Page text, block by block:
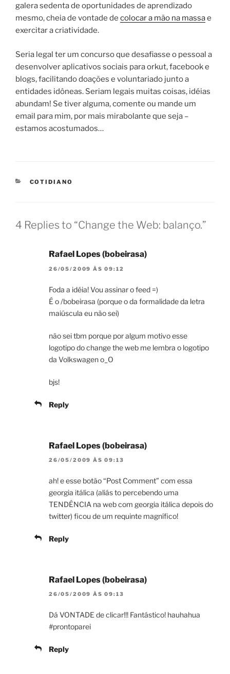
galera sedenta de oportunidades de aprendizado
mesmo, cheia de vontade de colocar a mão na massae
exercitar a criatividade.
Seria legal ter um concurso que desafiasse o pessoal a
desenvolver aplicativos sociais para orkut, facebook e
blogs, facilitando doações e voluntariado junto a
entidades idôneas. Seriam legais muitas coisas, idéias
abundam! Se tiver alguma, comente ou mande um
email para mim, por mais mirabolante que seja –
estamos acostumados…
CATEGORIES
COTIDIANO
4 Replies to “Change the Web: balanço.”
Rafael Lopes (bobeirasa)
26/05/2009 ÀS 09:12
Foda a idéia! Vou assinar o feed =)
É o /bobeirasa (porque o da formalidade da letra
maiúscula eu não sei)
não sei tbm porque por algum motivo esse
logotipo do change the web me lembra o logotipo
da Volkswagen o_O
bjs!
Reply
Rafael Lopes (bobeirasa)
26/05/2009 ÀS 09:13
ah! e esse botão “Post Comment” com essa
georgia itálica (aliás to percebendo uma
TENDÊNCIA na web com georgia itálica depois do
twitter) ficou de um requinte magnífico!
Reply
Rafael Lopes (bobeirasa)
26/05/2009 ÀS 09:13
Dá VONTADE de clicar!!! Fantástico! hauhahua
#prontoparei
Reply